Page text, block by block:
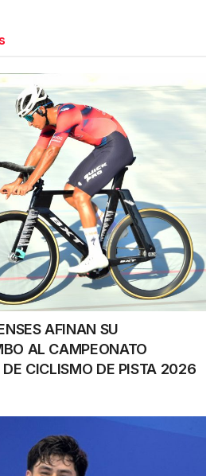
AFINAN SU
AL CAMPEONATO
CICLISMO DE PISTA 2026